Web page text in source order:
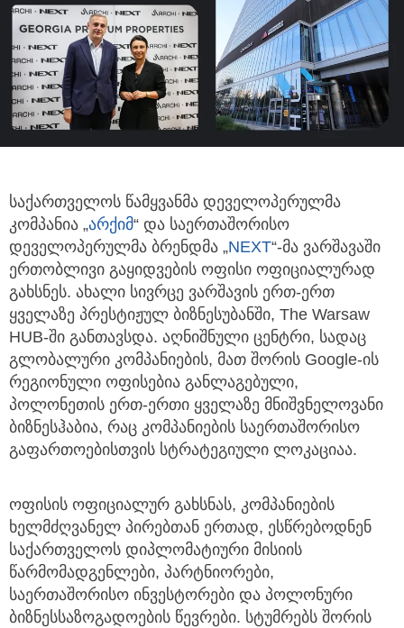
საქართველოს წამყვანმა დეველოპერულმა
კომპანია „არქიმ“ და საერთაშორისო
დეველოპერულმა ბრენდმა „NEXT“-მა ვარშავაში
ერთობლივი გაყიდვების ოფისი ოფიციალურად
გახსნეს. ახალი სივრცე ვარშავის ერთ-ერთ
ყველაზე პრესტიჟულ ბიზნესუბანში, The Warsaw
HUB-ში განთავსდა. აღნიშნული ცენტრი, სადაც
გლობალური კომპანიების, მათ შორის Google-ის
რეგიონული ოფისებია განლაგებული,
პოლონეთის ერთ-ერთი ყველაზე მნიშვნელოვანი
ბიზნესჰაბია, რაც კომპანიების საერთაშორისო
გაფართოებისთვის სტრატეგიული ლოკაციაა.
ოფისის ოფიციალურ გახსნას, კომპანიების
ხელმძღვანელ პირებთან ერთად, ესწრებოდნენ
საქართველოს დიპლომატიური მისიის
წარმომადგენლები, პარტნიორები,
საერთაშორისო ინვესტორები და პოლონური
ბიზნესსაზოგადოების წევრები. სტუმრებს შორის